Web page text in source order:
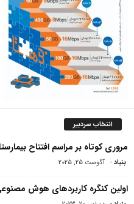
انتخاب سردبیر
مروری کوتاه بر مراسم افتتاح
بنیاد- آگوست 25, 2025
اولین کنگره کاربردهای هوش